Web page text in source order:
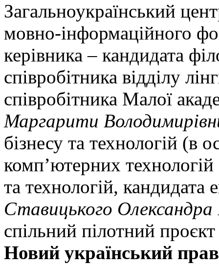
Загальноукраїнський
мовно-інформаційного
керівника – кандидата
співробітника відділу
співробітника Малої
Маргарити
бізнесу та технологій (в
комп’ютерних технологій
та технологій, кандидата
Ставицького Олександра
спільний пілотний
Новий український